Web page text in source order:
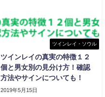
ツインレイ・ソウル
ツインレイの真実の特徴１２
個と男女別の見分け方！確認
方法やサインについても！
2019年5月15日